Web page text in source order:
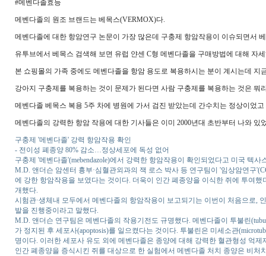
#메벤다졸효능
메벤다졸의 원조 브랜드는 베목스(VERMOX)다.
메벤다졸에 대한 항암연구 논문이 가장 많은데 구충제 항암작용이 이슈되면서
유투브에서 베목스 검색해 보면 유럽 얀센 C형 메벤다졸을 구매방법에 대해 자
본 쇼핑몰의 가족 중에도 메벤다졸을 항암 용도로 복용하시는 분이 계시는데 지
강아지 구충제를 복용하는 것이 문제가 된다면 사람 구충제를 복용하는 것은 뭐
메벤다졸 베목스 복용 5주 차에 병원에 가서 검진 받았는데 간수치는 정상이었
메벤다졸의 강력한 항암 작용에 대한 기사들은 이미 2000년대 초반부터 나와
구충제 '메벤다졸' 강력 항암작용 확인
- 전이성 폐종양 80% 감소…정상세포에 독성 없어
구충제 '메벤다졸'(mebendazole)에서 강력한 항암작용이 확인되었다고 미국 텍
M.D. 앤더슨 암센터 흉부·심혈관외과의 잭 로스 박사 등 연구팀이 '임상암연구
에 강한 항암작용을 보였다는 것이다. 더욱이 인간 폐종양을 이식한 쥐에 투여
개했다.
시험관·생체내 모두에서 메벤다졸의 항암작용이 보고되기는 이번이 처음으로,
발을 진행중이라고 말했다.
M.D. 앤더슨 연구팀은 메벤다졸의 작용기전도 규명했다. 메벤다졸이 투불린
가 정지된 후 세포사(apoptosis)를 일으켰다는 것이다. 투불린은 미세소관
명이다. 이러한 세포사 유도 외에 메벤다졸은 종양에 대해 강력한 혈관형성 억
인간 폐종양을 증식시킨 쥐를 대상으로 한 실험에서 메벤다졸 처치 종양은 비